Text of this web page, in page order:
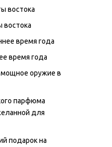
востока
востока
время года
время года
оружие в
парфюма
для
подарок на